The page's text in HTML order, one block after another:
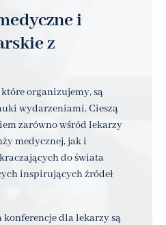
i
z
organizujemy, są
wydarzeniami. Cieszą
zarówno wśród lekarzy
medycznej, jak i
do świata
inspirujących źródeł
konferencje dla lekarzy są